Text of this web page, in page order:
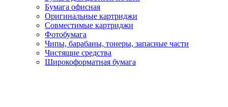
Бумага офисная
Оригинальные картриджи
Совместимые картриджи
Фотобумага
Чипы, барабаны, тонеры, запасные части
Чистящие средства
Широкоформатная бумага